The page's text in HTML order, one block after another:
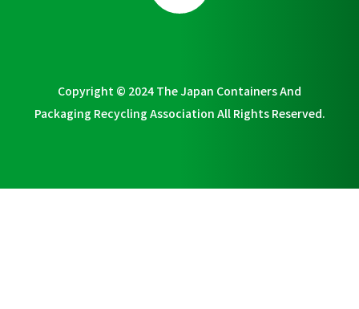
Copyright © 2024 The Japan Containers And
Packaging Recycling Association All Rights Reserved.